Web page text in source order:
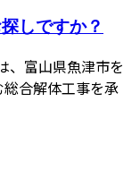
しですか？
、富山県魚津市を
合解体工事を承